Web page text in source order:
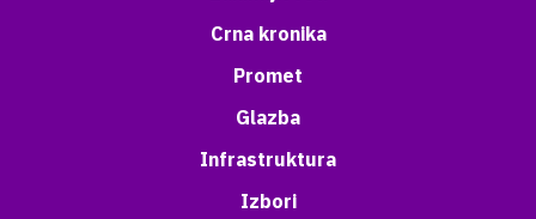
Crna kronika
Promet
Glazba
Infrastruktura
Izbori